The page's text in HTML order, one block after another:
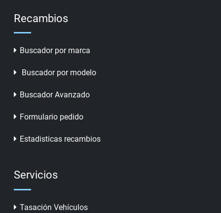
Recambios
Buscador por marca
Buscador por modelo
Buscador Avanzado
Formulario pedido
Estadisticas recambios
Servicios
Tasación Vehículos